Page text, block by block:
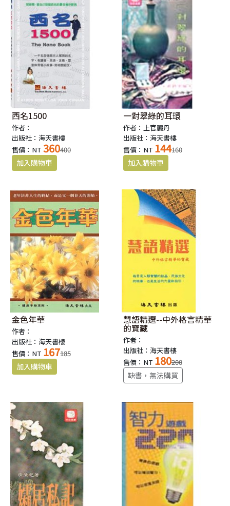
西名1500
作者：
出版社：海天書樓
售價：NT 360400
一對翠綠的耳環
作者：上官麗丹
出版社：海天書樓
售價：NT 144160
金色年華
作者：
出版社：海天書樓
售價：NT 167185
慧語精選--中外格言精華
的寶藏
作者：
出版社：海天書樓
售價：NT 180200
缺書，無法購買